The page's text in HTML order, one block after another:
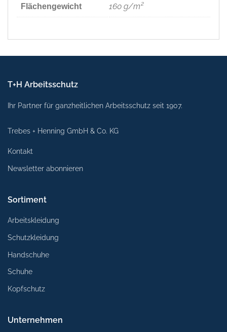
Flächengewicht 160 g/m²
T+H Arbeitsschutz
Ihr Partner für ganzheitlichen Arbeitsschutz seit 1907.
Trebes + Henning GmbH & Co. KG
Kontakt
Newsletter abonnieren
Sortiment
Arbeitskleidung
Schutzkleidung
Handschuhe
Schuhe
Kopfschutz
Unternehmen